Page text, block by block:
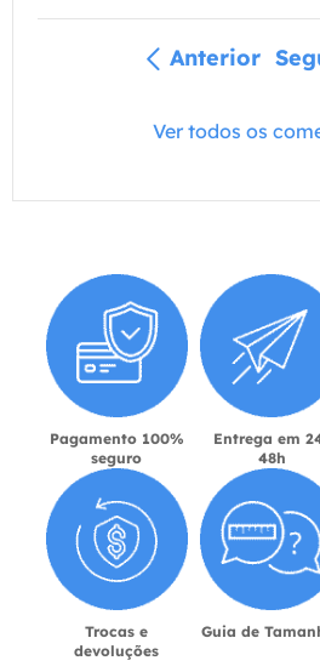
Anterior
Ver todos os
Pagamento 100%
seguro
Entrega em
48h
Trocas e
devoluções
Guia de